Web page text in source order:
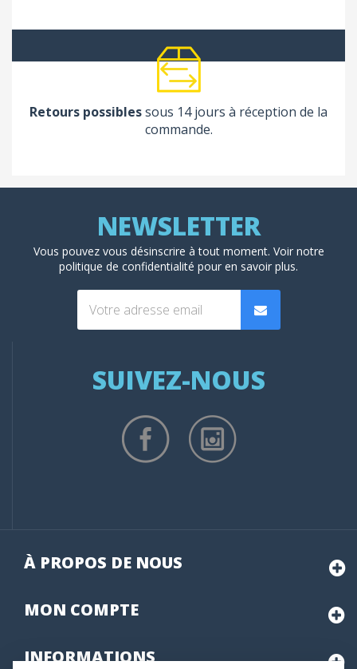
Retours possiblessous 14 jours à réception de la
commande.
Vous pouvez vous désinscrire à tout moment. Voir notre
politique de confidentialité pour en savoir plus.
SUIVEZ-NOUS
À PROPOS DE NOUS
MON COMPTE
INFORMATIONS